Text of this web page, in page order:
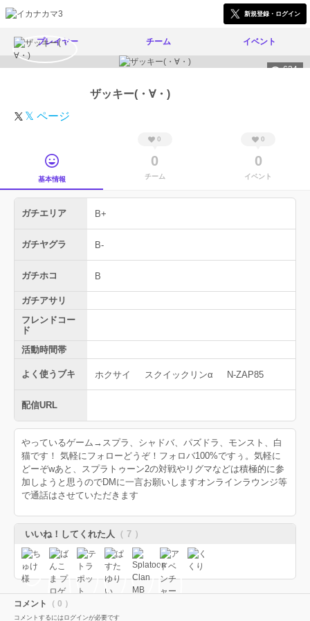
新規登録・ログイン
プレイヤー チーム イベント
624
ザッキー(・∀・)
𝕏 ページ
基本情報
0
0
チーム
0
0
イベント
ガチエリア B+
ガチヤグラ B-
ガチホコ B
ガチアサリ
フレンドコー
ド
活動時間帯
よく使うブキ ホクサイ スクイックリンα N-ZAP85
配信URL
やっているゲーム→スプラ、シャドバ、パズドラ、モンスト、白
猫です！ 気軽にフォローどうぞ！フォロバ100%ですぅ。気軽に
どーぞwあと、スプラトゥーン2の対戦やリグマなどは積極的に参
加しようと思うのでDMに一言お願いしますオンラインラウンジ等
で通話はさせていただきます
いいね！してくれた人 （ 7 ）
コメント （ 0 ）
コメントするにはログインが必要です